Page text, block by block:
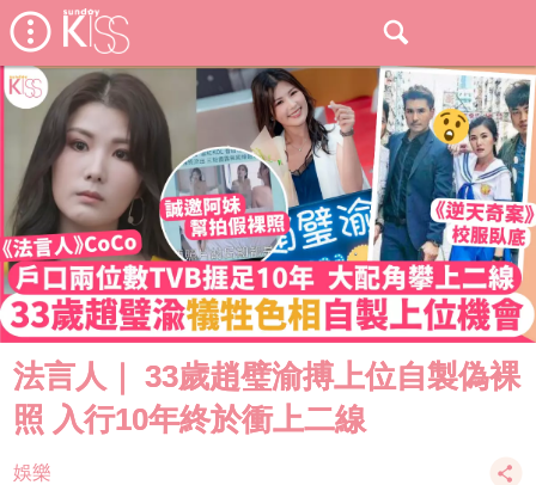
法言人｜ 33歲趙璧渝搏上位自製偽裸
照 入行10年終於衝上二線
娛樂